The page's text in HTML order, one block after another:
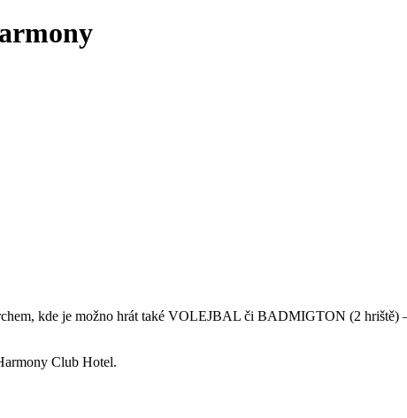
kde je možno hrát také VOLEJBAL či BADMIGTON (2 hriště)
Club Hotel.